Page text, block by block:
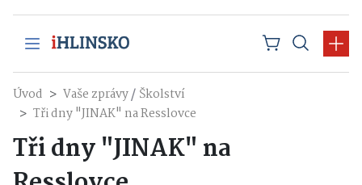
Úvod Vaše zprávy/ Školství
Tři dny "JINAK" na Resslovce
Tři dny "JINAK" na